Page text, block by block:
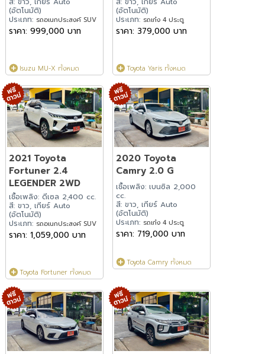
(อัตโนมัติ)
ประเภท: รถอเนกประสงค์ SUV
ราคา: 999,000 บาท
Isuzu MU-X ทั้งหมด
(อัตโนมัติ)
ประเภท: รถเก๋ง 4 ประตู
ราคา: 379,000 บาท
Toyota Yaris ทั้งหมด
2021 Toyota
Fortuner 2.4
LEGENDER 2WD
เชื้อเพลิง: ดีเซล 2,400 cc.
สี: ขาว, เกียร์ Auto
(อัตโนมัติ)
ประเภท: รถอเนกประสงค์ SUV
ราคา: 1,059,000 บาท
Toyota Fortuner ทั้งหมด
2020 Toyota
Camry 2.0 G
เชื้อเพลิง: เบนซิล 2,000
cc.
สี: ขาว, เกียร์ Auto
(อัตโนมัติ)
ประเภท: รถเก๋ง 4 ประตู
ราคา: 719,000 บาท
Toyota Camry ทั้งหมด